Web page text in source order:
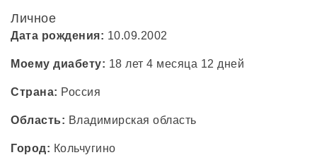
Личное
Дата рождения: 10.09.2002
Моему диабету: 18 лет 4 месяца 12 дней
Страна: Россия
Область: Владимирская область
Город: Кольчугино